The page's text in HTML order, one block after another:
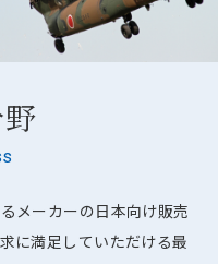
メーカーの日本向け販売
に満足していただける最